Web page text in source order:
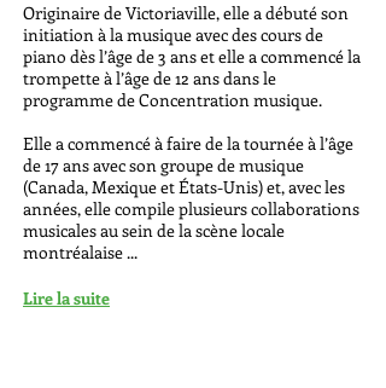
Originaire de Victoriaville, elle a débuté son
initiation à la musique avec des cours de
piano dès l’âge de 3 ans et elle a commencé la
trompette à l’âge de 12 ans dans le
programme de Concentration musique.
Elle a commencé à faire de la tournée à l’âge
de 17 ans avec son groupe de musique
(Canada, Mexique et États-Unis) et, avec les
années, elle compile plusieurs collaborations
musicales au sein de la scène locale
montréalaise ...
Lire la suite